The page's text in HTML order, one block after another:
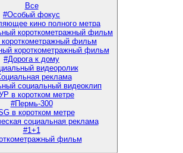
Все
#Особый фокус
кино полного метра
короткометражный фильм
короткометражный фильм
короткометражный фильм
#Дорога к дому
видеоролик
реклама
социальный видеоклип
в коротком метре
#Пермь-300
в коротком метре
социальная реклама
#1+1
фильм